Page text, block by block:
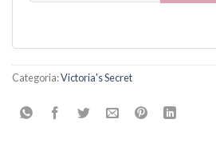
Categoria:Victoria's Secret